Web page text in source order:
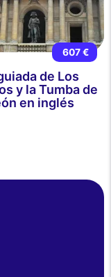
607 €
de Los
y la Tumba de
en inglés